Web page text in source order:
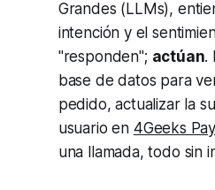
Grandes (LLMs),
intención y el
"responden"; actúan.
base de datos para
pedido, actualizar la
usuario en 4Geeks
una llamada, todo sin